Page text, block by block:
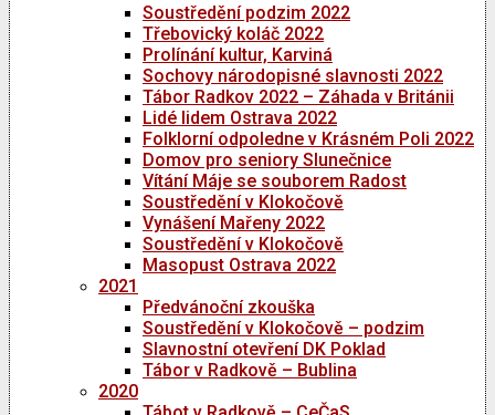
Soustředění podzim 2022
Třebovický koláč 2022
Prolínání kultur, Karviná
Sochovy národopisné slavnosti 2022
Tábor Radkov 2022 – Záhada v Británii
Lidé lidem Ostrava 2022
Folklorní odpoledne v Krásném Poli 2022
Domov pro seniory Slunečnice
Vítání Máje se souborem Radost
Soustředění v Klokočově
Vynášení Mařeny 2022
Soustředění v Klokočově
Masopust Ostrava 2022
2021
Předvánoční zkouška
Soustředění v Klokočově – podzim
Slavnostní otevření DK Poklad
Tábor v Radkově – Bublina
2020